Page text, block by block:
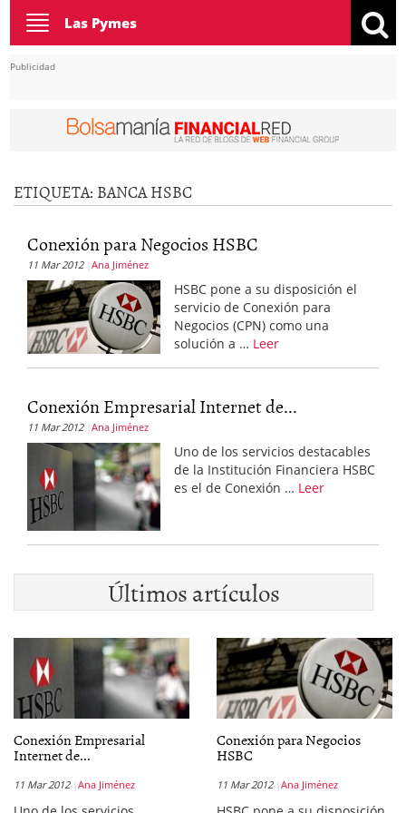
Toggle
navigation
Las Pymes
Publicidad
ETIQUETA: BANCA HSBC
Conexión para Negocios HSBC
11 Mar 2012 Ana Jiménez
HSBC pone a su disposición el
servicio de Conexión para
Negocios (CPN) como una
solución a … Leer
Conexión Empresarial Internet de...
11 Mar 2012 Ana Jiménez
Uno de los servicios destacables
de la Institución Financiera HSBC
es el de Conexión … Leer
Últimos artículos
Conexión Empresarial
Internet de...
11 Mar 2012 Ana Jiménez
Conexión para Negocios
HSBC
11 Mar 2012 Ana Jiménez